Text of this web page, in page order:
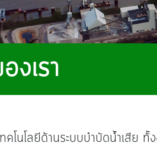
งเรา
คโนโลยีด้านระบบบำบัดน้ำเสีย